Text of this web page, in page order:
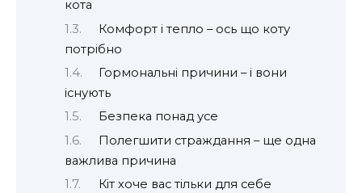
кота
Комфорт і тепло – ось що коту
потрібно
Гормональні причини – і вони
існують
Безпека понад усе
Полегшити страждання – ще одна
важлива причина
Кіт хоче вас тільки для себе